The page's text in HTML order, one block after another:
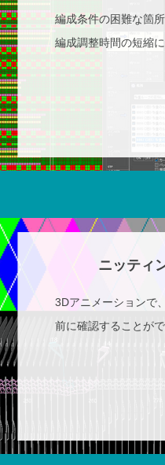
編成条件の困難な箇
編成調整時間の短縮に
ニッティ
3Dアニメーションで
前に確認することがで